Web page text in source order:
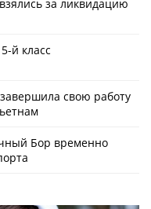
за ликвидацию
й класс
свою работу
Бор временно